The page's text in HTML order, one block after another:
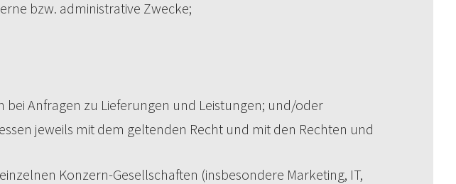
bzw. administrative Zwecke;
Anfragen zu Lieferungen und Leistungen; und/oder
jeweils mit dem geltenden Recht und mit den Rechten und
Konzern-Gesellschaften (insbesondere Marketing, IT,